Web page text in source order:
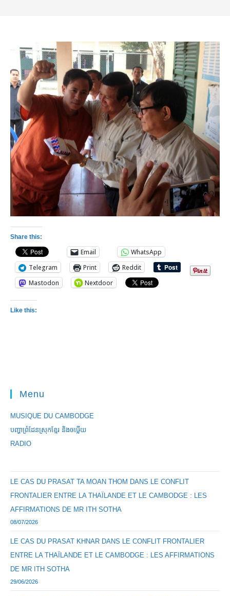
Share this:
Email
WhatsApp
Telegram
Print
Reddit
Mastodon
Nextdoor
Like this:
Menu
MUSIQUE DU CAMBODGE
បញ្ហាព្រំដែនស្រុកខ្មែរ និងចឞ្លើយ
RADIO
LE CAS DU PRASAT TA MOAN THOM DANS LE CONFLIT
FRONTALIER ENTRE LA THAÏLANDE ET LE CAMBODGE : LES
AFFIRMATIONS DE MR ITH SOTHA
08/07/2026
LE CAS DU PRASAT KHNAR DANS LE CONFLIT FRONTALIER
ENTRE LA THAÏLANDE ET LE CAMBODGE : LES AFFIRMATIONS
DE MR ITH SOTHA
29/06/2026